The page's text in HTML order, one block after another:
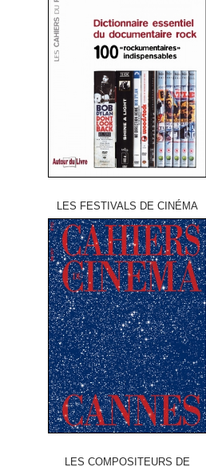
LES FESTIVALS DE CINÉMA
LES COMPOSITEURS DE